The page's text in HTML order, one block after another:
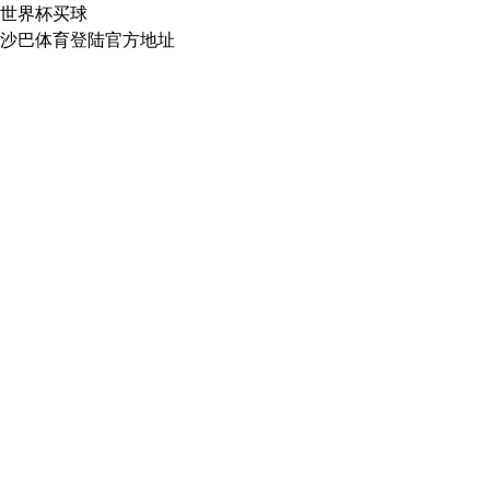
世界杯买球
沙巴体育登陆官方地址